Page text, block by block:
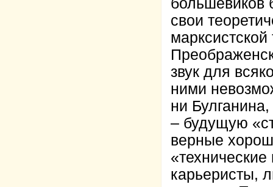
свои
звук для
ними
ни
– будущую
верные
карьеристы,